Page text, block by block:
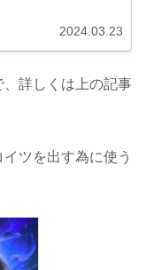
2024.03.23
詳しくは上の記事
ツを出す為に使う